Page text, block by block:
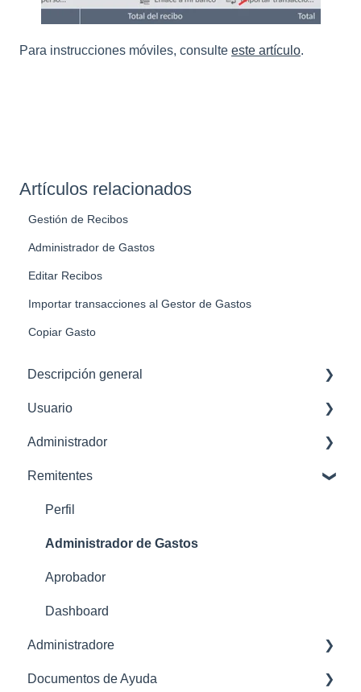
Para instrucciones móviles, consulte este artículo.
Artículos relacionados
Gestión de Recibos
Administrador de Gastos
Editar Recibos
Importar transacciones al Gestor de Gastos
Copiar Gasto
Descripción general
Empezar
Familiarización con la interfaz de usuario
Configuraciones Iniciales
Gestión de Recibos
Gastos
Usuario
Eliminar usuario
Administrador
Administrador de configuración
Remitentes
Perfil
Administrador de Gastos
Aprobador
Dashboard
Administradore
Gestor de transacciones
Documentos de Ayuda